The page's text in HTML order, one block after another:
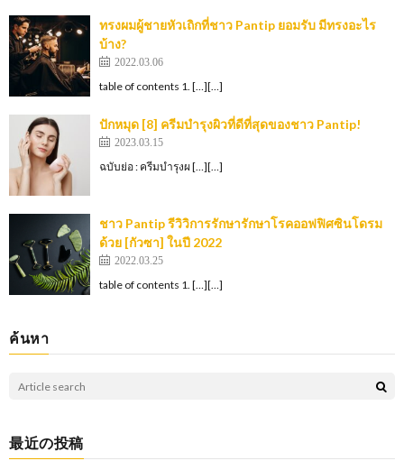
ทรงผมผู้ชายหัวเถิกที่ชาว Pantip ยอมรับ มีทรงอะไร
บ้าง?
2022.03.06
table of contents 1. […][…]
ปักหมุด [8] ครีมบำรุงผิวที่ดีที่สุดของชาว Pantip!
2023.03.15
ฉบับย่อ : ครีมบำรุงผ […][…]
ชาว Pantip รีวิวิการรักษารักษาโรคออฟฟิศซินโดรม
ด้วย [กัวซา] ในปี 2022
2022.03.25
table of contents 1. […][…]
ค้นหา
最近の投稿